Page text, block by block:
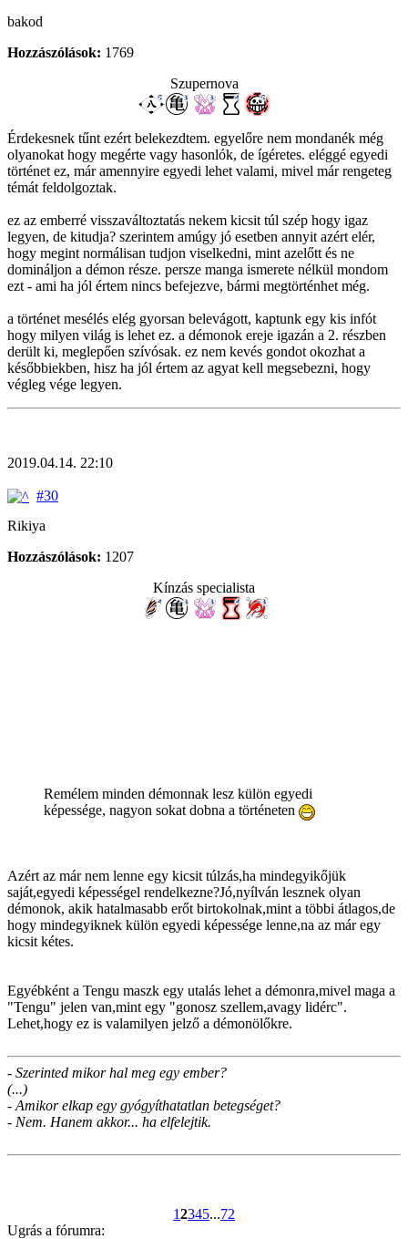
bakod
Hozzászólások: 1769
Szupernova
Érdekesnek tűnt ezért belekezdtem. egyelőre nem mondanék még
olyanokat hogy megérte vagy hasonlók, de ígéretes. eléggé egyedi
történet ez, már amennyire egyedi lehet valami, mivel már rengeteg
témát feldolgoztak.
ez az emberré visszaváltoztatás nekem kicsit túl szép hogy igaz
legyen, de kitudja? szerintem amúgy jó esetben annyit azért elér,
hogy megint normálisan tudjon viselkedni, mint azelőtt és ne
domináljon a démon része. persze manga ismerete nélkül mondom
ezt - ami ha jól értem nincs befejezve, bármi megtörténhet még.
a történet mesélés elég gyorsan belevágott, kaptunk egy kis infót
hogy milyen világ is lehet ez. a démonok ereje igazán a 2. részben
derült ki, meglepően szívósak. ez nem kevés gondot okozhat a
későbbiekben, hisz ha jól értem az agyat kell megsebezni, hogy
végleg vége legyen.
2019.04.14. 22:10
#30
Rikiya
Hozzászólások: 1207
Kínzás specialista
Remélem minden démonnak lesz külön egyedi
képessége, nagyon sokat dobna a történeten
Azért az már nem lenne egy kicsit túlzás,ha mindegyikőjük
saját,egyedi képességel rendelkezne?Jó,nyílván lesznek olyan
démonok, akik hatalmasabb erőt birtokolnak,mint a többi átlagos,de
hogy mindegyiknek külön egyedi képessége lenne,na az már egy
kicsit kétes.
Egyébként a Tengu maszk egy utalás lehet a démonra,mivel maga a
"Tengu" jelen van,mint egy "gonosz szellem,avagy lidérc".
Lehet,hogy ez is valamilyen jelző a démonölőkre.
- Szerinted mikor hal meg egy ember?
(...)
- Amikor elkap egy gyógyíthatatlan betegséget?
- Nem. Hanem akkor... ha elfelejtik.
12345...72
Ugrás a fórumra: